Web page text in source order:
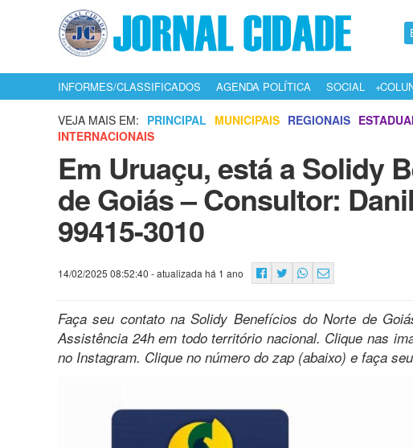
INFORMES/CLASSIFICADOS AGENDA POLÍTICA SOCIAL
VEJA MAIS EM: PRINCIPAL MUNICIPAIS REGIONAIS
INTERNACIONAIS
Em Uruaçu, está a Solidy
de Goiás – Consultor:
99415-3010
14/02/2025 08:52:40 - atualizada há 1 ano
Faça seu contato na Solidy Benefícios do Norte de
Assistência 24h em todo território nacional. Clique nas
no Instagram. Clique no número do zap (abaixo) e faça